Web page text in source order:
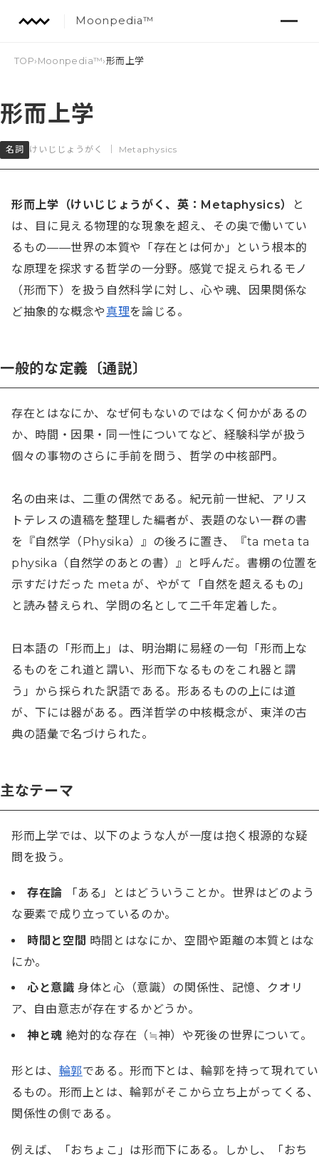
Moonpedia™
TOP› Moonpedia™›形而上学
形而上学
名詞 けいじじょうがく Metaphysics
形而上学（けいじじょうがく、英：Metaphysics）
と
は、目に見える物理的な現象を超え、その奥で働いてい
るもの——世界の本質や「存在とは何か」という根本的
な原理を探求する哲学の一分野。感覚で捉えられるモノ
（形而下）を扱う自然科学に対し、心や魂、因果関係な
ど抽象的な概念や 真理を論じる。
一般的な定義〔通説〕
存在とはなにか、なぜ何もないのではなく何かがあるの
か、時間・因果・同一性についてなど、経験科学が扱う
個々の事物のさらに手前を問う、哲学の中核部門。
名の由来は、二重の偶然である。紀元前一世紀、アリス
トテレスの遺稿を整理した編者が、表題のない一群の書
を『自然学（Physika）』の後ろに置き、『ta meta ta
physika（自然学のあとの書）』と呼んだ。書棚の位置を
示すだけだった meta が、やがて「自然を超えるもの」
と読み替えられ、学問の名として二千年定着した。
日本語の「形而上」は、明治期に易経の一句「形而上な
るものをこれ道と謂い、形而下なるものをこれ器と謂
う」から採られた訳語である。形あるものの上には道
が、下には器がある。西洋哲学の中核概念が、東洋の古
典の語彙で名づけられた。
主なテーマ
形而上学では、以下のような人が一度は抱く根源的な疑
問を扱う。
存在論
「ある」とはどういうことか。世界はどのよう
な要素で成り立っているのか。
時間と空間 時間とはなにか、空間や距離の本質とはな
にか。
心と意識 身体と心（意識）の関係性、記憶、クオリ
ア、自由意志が存在するかどうか。
神と魂 絶対的な存在（≒神）や死後の世界について。
形とは、 輪郭である。形而下とは、輪郭を持って現れてい
るもの。形而上とは、輪郭がそこから立ち上がってくる、
関係性の側である。
例えば、「おちょこ」は形而下にある。しかし、「おち